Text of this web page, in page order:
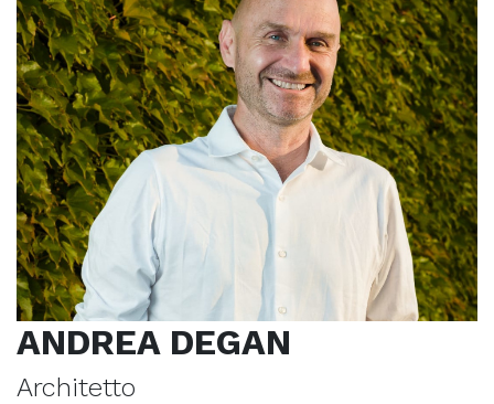
ANDREA DEGAN
Architetto